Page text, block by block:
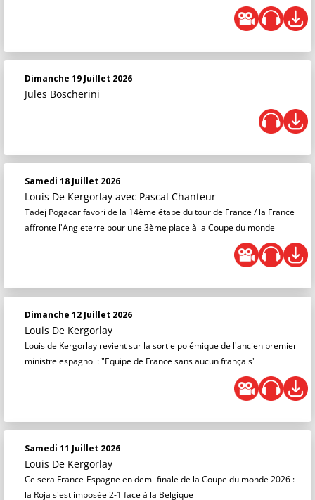
Dimanche 19 Juillet 2026
Jules Boscherini
Samedi 18 Juillet 2026
Louis De Kergorlay avec Pascal Chanteur
Tadej Pogacar favori de la 14ème étape du tour de France / la France
affronte l'Angleterre pour une 3ème place à la Coupe du monde
Dimanche 12 Juillet 2026
Louis De Kergorlay
Louis de Kergorlay revient sur la sortie polémique de l'ancien premier
ministre espagnol : "Equipe de France sans aucun français"
Samedi 11 Juillet 2026
Louis De Kergorlay
Ce sera France-Espagne en demi-finale de la Coupe du monde 2026 :
la Roja s'est imposée 2-1 face à la Belgique